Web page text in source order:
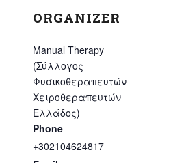
ORGANIZER
Manual Therapy
(Σύλλογος
Φυσικοθεραπευτών
Χειροθεραπευτών
Ελλάδος)
Phone
+302104624817